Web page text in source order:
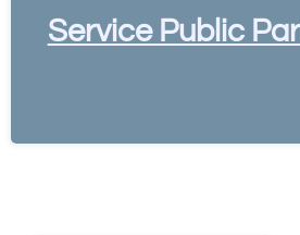
Service Public